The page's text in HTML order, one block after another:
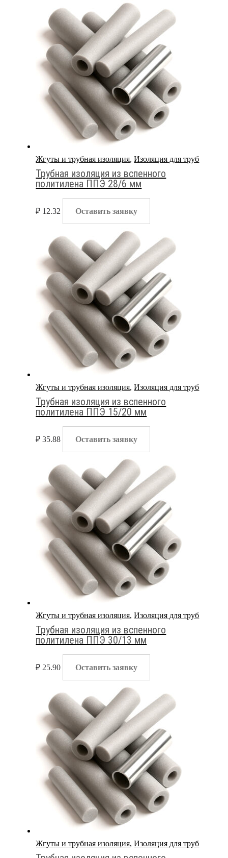
Жгуты и трубная изоляция,Изоляция для труб
Трубная изоляция из вспенного
политилена ППЭ 28/6 мм
₽ 12.32 Оставить заявку
Жгуты и трубная изоляция,Изоляция для труб
Трубная изоляция из вспенного
политилена ППЭ 15/20 мм
₽ 35.88 Оставить заявку
Жгуты и трубная изоляция,Изоляция для труб
Трубная изоляция из вспенного
политилена ППЭ 30/13 мм
₽ 25.90 Оставить заявку
Жгуты и трубная изоляция,Изоляция для труб